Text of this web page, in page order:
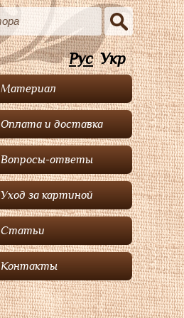
Рус Укр
Материал
Оплата и доставка
Вопросы-ответы
Уход за картиной
Статьи
Контакты